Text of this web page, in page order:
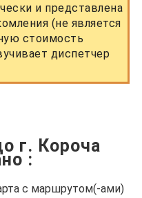
и представлена
(не является
стоимость
диспетчер
г. Короча
:
с маршрутом(-ами)